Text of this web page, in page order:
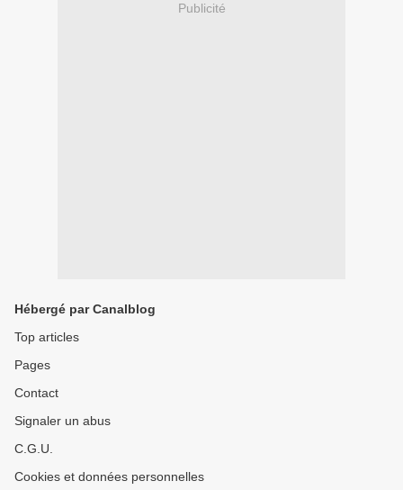
Publicité
Hébergé par Canalblog
Top articles
Pages
Contact
Signaler un abus
C.G.U.
Cookies et données personnelles